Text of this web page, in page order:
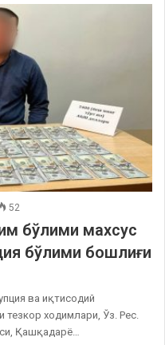
52
бўлими махсус
бўлими бошлиғи
ва иқтисодий
ходимлари, Ўз. Рес.
Қашқадарё…